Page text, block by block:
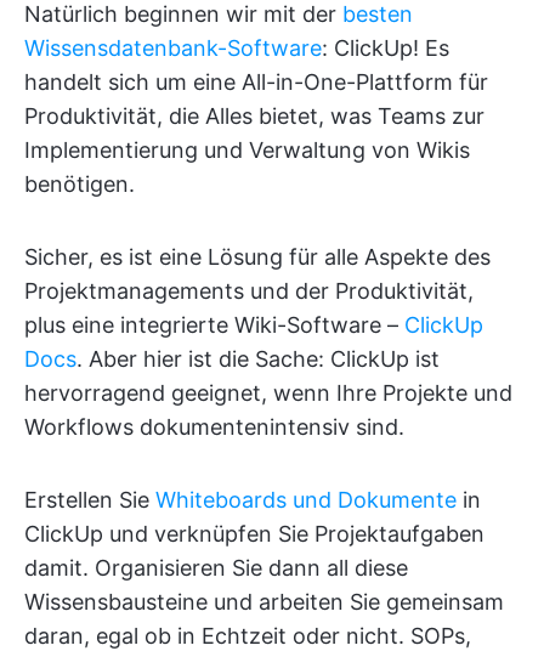
Natürlich beginnen wir mit der besten
Wissensdatenbank-Software: ClickUp! Es
handelt sich um eine All-in-One-Plattform für
Produktivität, die Alles bietet, was Teams zur
Implementierung und Verwaltung von Wikis
benötigen.
Sicher, es ist eine Lösung für alle Aspekte des
Projektmanagements und der Produktivität,
plus eine integrierte Wiki-Software – ClickUp
Docs. Aber hier ist die Sache: ClickUp ist
hervorragend geeignet, wenn Ihre Projekte und
Workflows dokumentenintensiv sind.
Erstellen Sie Whiteboards und Dokumente in
ClickUp und verknüpfen Sie Projektaufgaben
damit. Organisieren Sie dann all diese
Wissensbausteine und arbeiten Sie gemeinsam
daran, egal ob in Echtzeit oder nicht. SOPs,